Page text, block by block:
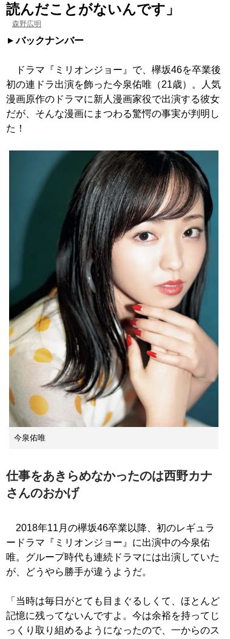
読んだことがないんです」
森野広明
バックナンバー
ドラマ『ミリオンジョー』で、欅坂46を卒業後
初の連ドラ出演を飾った今泉佑唯（21歳）。人気
漫画原作のドラマに新人漫画家役で出演する彼女
だが、そんな漫画にまつわる驚愕の事実が判明し
た！
今泉佑唯
仕事をあきらめなかったのは西野カナ
さんのおかげ
2018年11月の欅坂46卒業以降、初のレギュラ
ードラマ『ミリオンジョー』に出演中の今泉佑
唯。グループ時代も連続ドラマには出演していた
が、どうやら勝手が違うようだ。
「当時は毎日がとても目まぐるしくて、ほとんど
記憶に残ってないんですよ。今は余裕を持ってじ
っくり取り組めるようになったので、一からのス